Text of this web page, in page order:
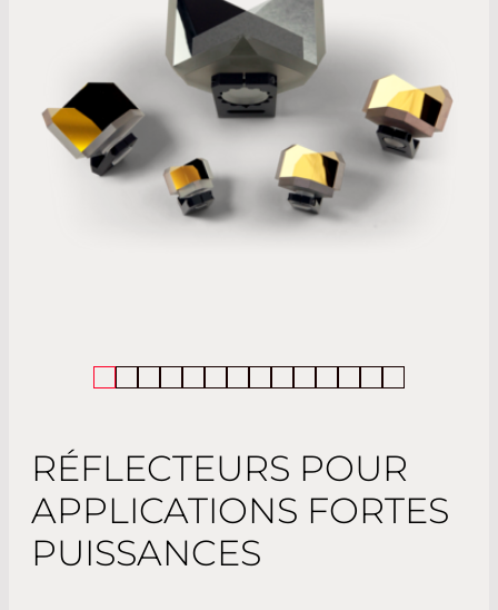
RÉFLECTEURS POUR
APPLICATIONS FORTES
PUISSANCES